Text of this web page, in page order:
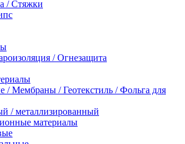
/ Стяжки
/ Огнезащита
/ Мембраны / Геотекстиль / Фольга для
/ металлизированный
материалы